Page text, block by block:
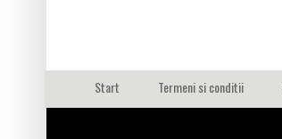
Start Termeni si conditii